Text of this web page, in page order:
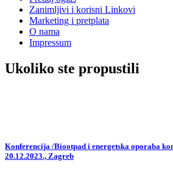
Zanimljivi i korisni Linkovi
Marketing i pretplata
O nama
Impressum
Ukoliko ste propustili
Konferencija /Biootpad i energetska oporaba
20.12.2023., Zagreb